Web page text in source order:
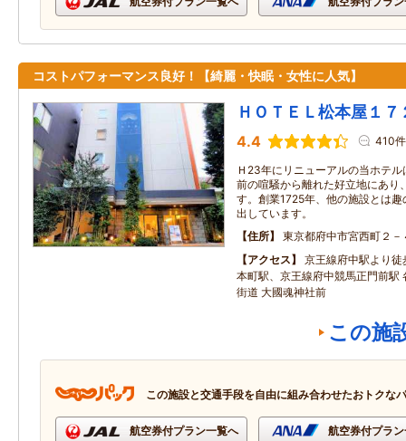
コストパフォーマンス良好！【綺麗・快眠・女性に人気】
ＨＯＴＥＬ松本屋１７
4.4 410件
Ｈ23年にリニューアルの当ホテ
前の喧騒から離れた好立地にあり
す。創業1725年、他の施設とは
出しています。
住所
東京都府中市宮西町２－
アクセス
京王線府中駅より
本町駅、京王線府中競馬正門前
街道 大國魂神社前
この施
この施設と交通手段を自由に組み合わせたおトクな
航空券付プラン一覧へ 航空券付プラ